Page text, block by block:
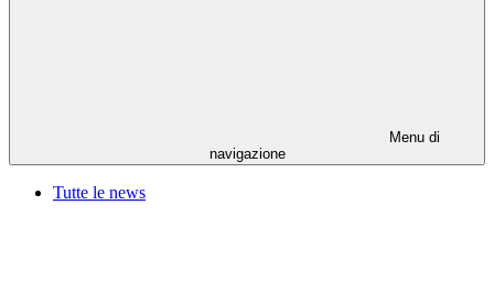
Menu di
navigazione
Tutte le news